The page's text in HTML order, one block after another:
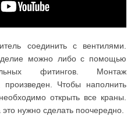
соединить с вентилями.
можно либо с помощью
фитингов. Монтаж
произведен. Чтобы наполнить
открыть все краны.
нужно сделать поочередно.